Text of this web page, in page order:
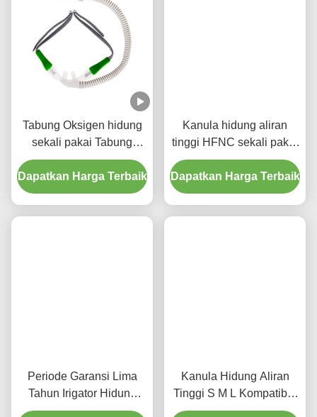
Tabung Oksigen hidung
sekali pakai Tabung
Oksigen hidung Cannula
aliran tinggi untuk
penggunaan medis
Dapatkan Harga Terbaik
Kanula hidung aliran
tinggi HFNC sekali pakai
untuk orang dewasa dan
anak
Dapatkan Harga Terbaik
Periode Garansi Lima
Tahun Irigator Hidung
Elektrik Endotrakeal dan
Kanula Hidung Aliran
Tinggi S M L Kompatibel
Dengan Berbagai